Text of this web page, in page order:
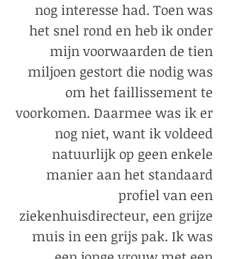
nog interesse had. Toen was
het snel rond en heb ik onder
mijn voorwaarden de tien
miljoen gestort die nodig was
om het faillissement te
voorkomen. Daarmee was ik er
nog niet, want ik voldeed
natuurlijk op geen enkele
manier aan het standaard
profiel van een
ziekenhuisdirecteur, een grijze
muis in een grijs pak. Ik was